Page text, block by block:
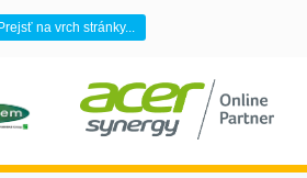
Prejsť na vrch stránky...